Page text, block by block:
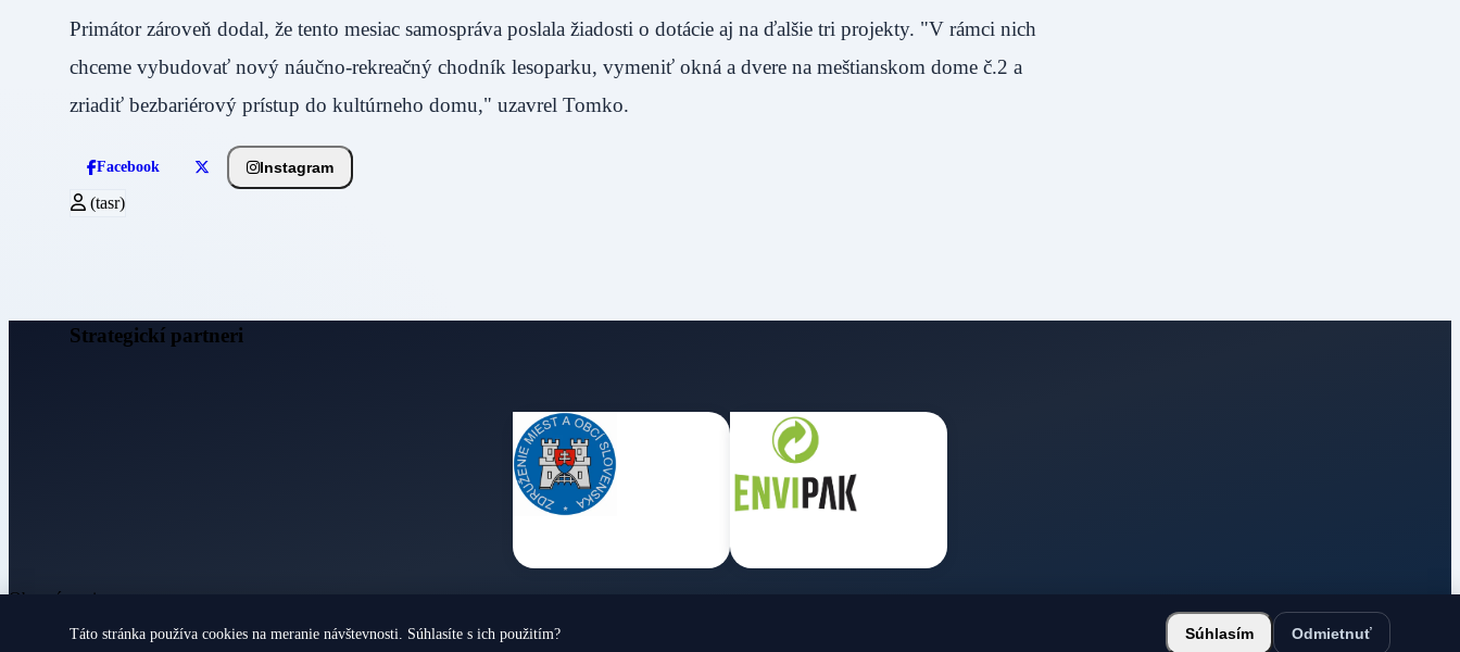
Primátor zároveň dodal, že tento mesiac samospráva poslala žiadosti o dotácie aj na ďalšie tri projekty. "V rámci nich
chceme vybudovať nový náučno-rekreačný chodník lesoparku, vymeniť okná a dvere na meštianskom dome č.2 a
zriadiť bezbariérový prístup do kultúrneho domu," uzavrel Tomko.
Facebook Instagram
(tasr)
Strategickí partneri
Obecné noviny
© 2026 Všetky práva vyhradené
Táto stránka používa cookies na meranie návštevnosti. Súhlasíte s ich použitím? Súhlasím Odmietnuť